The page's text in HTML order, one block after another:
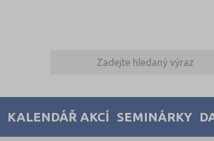
KALENDÁŘ AKCÍ SEMINÁRKY